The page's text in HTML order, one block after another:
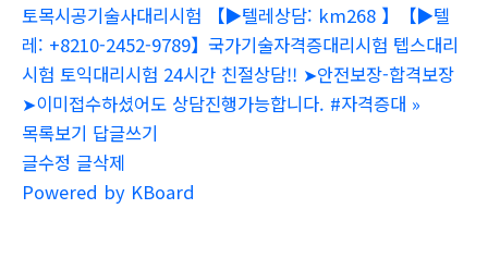
토목시공기술사대리시험 【▶텔레상담: km268 】【▶텔
레: +8210-2452-9789】국가기술자격증대리시험 텝스대리
시험 토익대리시험 24시간 친절상담!! ➤안전보장-합격보장
➤이미접수하셨어도 상담진행가능합니다. #자격증대 »
목록보기 답글쓰기
글수정 글삭제
Powered by KBoard